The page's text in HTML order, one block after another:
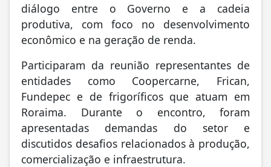
diálogo entre o Governo e a cadeia
produtiva, com foco no desenvolvimento
econômico e na geração de renda.
Participaram da reunião representantes de
entidades como Coopercarne, Frican,
Fundepec e de frigoríficos que atuam em
Roraima. Durante o encontro, foram
apresentadas demandas do setor e
discutidos desafios relacionados à produção,
comercialização e infraestrutura.